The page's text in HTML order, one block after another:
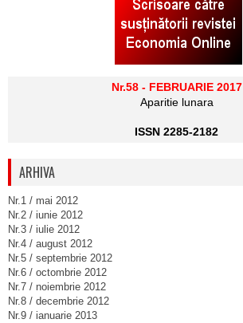
Nr.58 - FEBRUARIE 2017
Aparitie lunara
ISSN 2285-2182
ARHIVA
Nr.1 / mai 2012
Nr.2 / iunie 2012
Nr.3 / iulie 2012
Nr.4 / august 2012
Nr.5 / septembrie 2012
Nr.6 / octombrie 2012
Nr.7 / noiembrie 2012
Nr.8 / decembrie 2012
Nr.9 / ianuarie 2013